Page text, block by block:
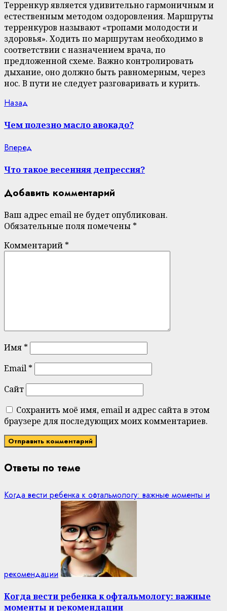
Терренкур является удивительно гармоничным и
естественным методом оздоровления. Маршруты
терренкуров называют «тропами молодости и
здоровья». Ходить по маршрутам необходимо в
соответствии с назначением врача, по
предложенной схеме. Важно контролировать
дыхание, оно должно быть равномерным, через
нос. В пути не следует разговаривать и курить.
Continue
Reading
Назад
Чем полезно масло авокадо?
Вперед
Что такое весенняя депрессия?
Добавить комментарий
Ваш адрес email не будет опубликован.
Обязательные поля помечены *
Комментарий *
Имя *
Email *
Сайт
Сохранить моё имя, email и адрес сайта в этом
браузере для последующих моих комментариев.
Ответы по теме
Когда вести ребенка к офтальмологу: важные моменты и
рекомендации
Когда вести ребенка к офтальмологу: важные
моменты и рекомендации